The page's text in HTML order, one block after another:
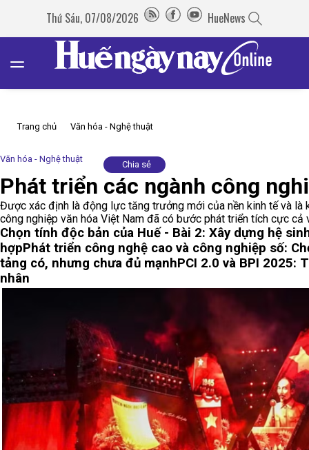
Thứ Sáu, 07/08/2026 HueNews
Trang chủ Văn hóa - Nghệ thuật
Văn hóa - Nghệ thuật
Chia sẻ
Phát triển các ngành công
Được xác định là động lực tăng trưởng mới của nền kinh tế và là
công nghiệp văn hóa Việt Nam đã có bước phát triển tích cực
Chọn tính độc bản của Huế - Bài 2: Xây dựng hệ
hợpPhát triển công nghệ cao và công nghiệp số:
tảng có, nhưng chưa đủ mạnhPCI 2.0 và BPI 2025:
nhân